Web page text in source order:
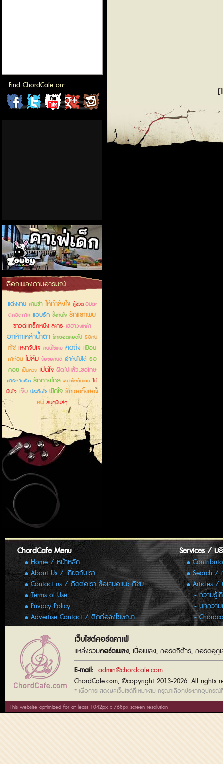
Find ChordCafe on:
ChordCafeChordCafeChordCafeChordCafe
คาเฟ่เด็กลำลูกกา
เลือกเพลงตามอารมณ์
แต่งงาน สามช่า ให้กำลังใจ สู้ชีวิตอมตะ
ตลอดกาล แอบรัก ซึ้งกินใจ รักแรกพบ
ซาวด์แทร็คหนัง ละคร เฮฮาวงเหล้า
อกหักเคล้าน้ำตา รักเธอตลอดไป รอคน
ที่ใช่ เหงาจับใจ คนนี้ใช่เลย คิดถึง เพื่อน
ลาก่อน ไม่ลืม ง้อขอคืนดี เข้ากันไม่ได้ รอ
คอย เป็นห่วง เปิดใจ ผิดไปแล้ว..ขอโทษ
สารภาพรัก รักทางไกล อย่ารักฉันเลย ไม่
มั่นใจ เจ็บ ประทับใจ พักใจ รักเธอทั้งสอง
คน สนุกมันส์ๆ
ChordCafe Menu
Home / หน้าหลัก
About Us / เกี่ยวกับเรา
Contact us / ติดต่อเรา ข้อเสนอแนะ ติชม
Terms of Use
Privacy Policy
Advertise Contact / ติดต่อลงโฆษณา
Services / บ
Search /
Articles /
ความรู้
บทความ
เว็บไซต์คอร์ดคาเฟ่
แหล่งรวมคอร์ดเพลง, เนื้อเพลง, คอร์ดกีต้าร์, คอร์ดอูคู
E-mail: admin@chordcafe.com
ChordCafe.com, ©copyright 2013-2026. All rights
* เพื่อการแสดงผลเว็บไซต์ที่เหมาะสม กรุณาเลือกประเภทอุปกรณ์
This website optimized for at least 1042px x 768px screen resolution